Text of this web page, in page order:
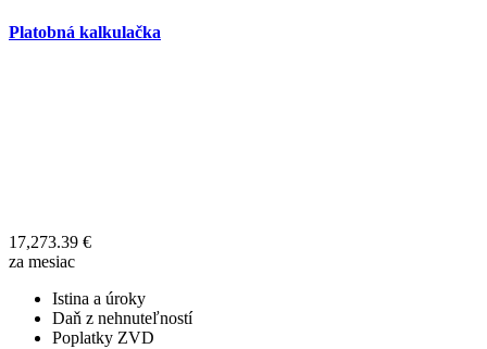
Platobná kalkulačka
17,273.39 €
za mesiac
Istina a úroky
Daň z nehnuteľností
Poplatky ZVD